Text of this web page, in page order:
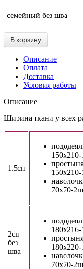
семейный без шва
Описание
Оплата
Доставка
Условия работы
Описание
Ширина ткани у всех
1.5сп
простыня
70х70-
2сп
без
шва
простыня
70х70-